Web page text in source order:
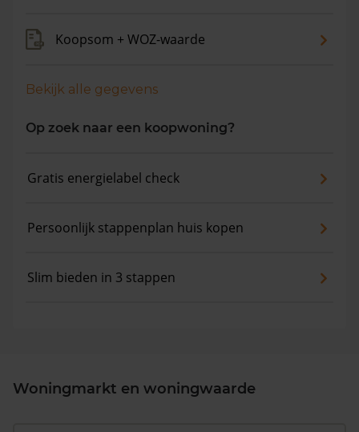
Koopsom + WOZ-waarde
Bekijk alle gegevens
Op zoek naar een koopwoning?
Gratis energielabel check
Persoonlijk stappenplan huis kopen
Slim bieden in 3 stappen
Woningmarkt en woningwaarde